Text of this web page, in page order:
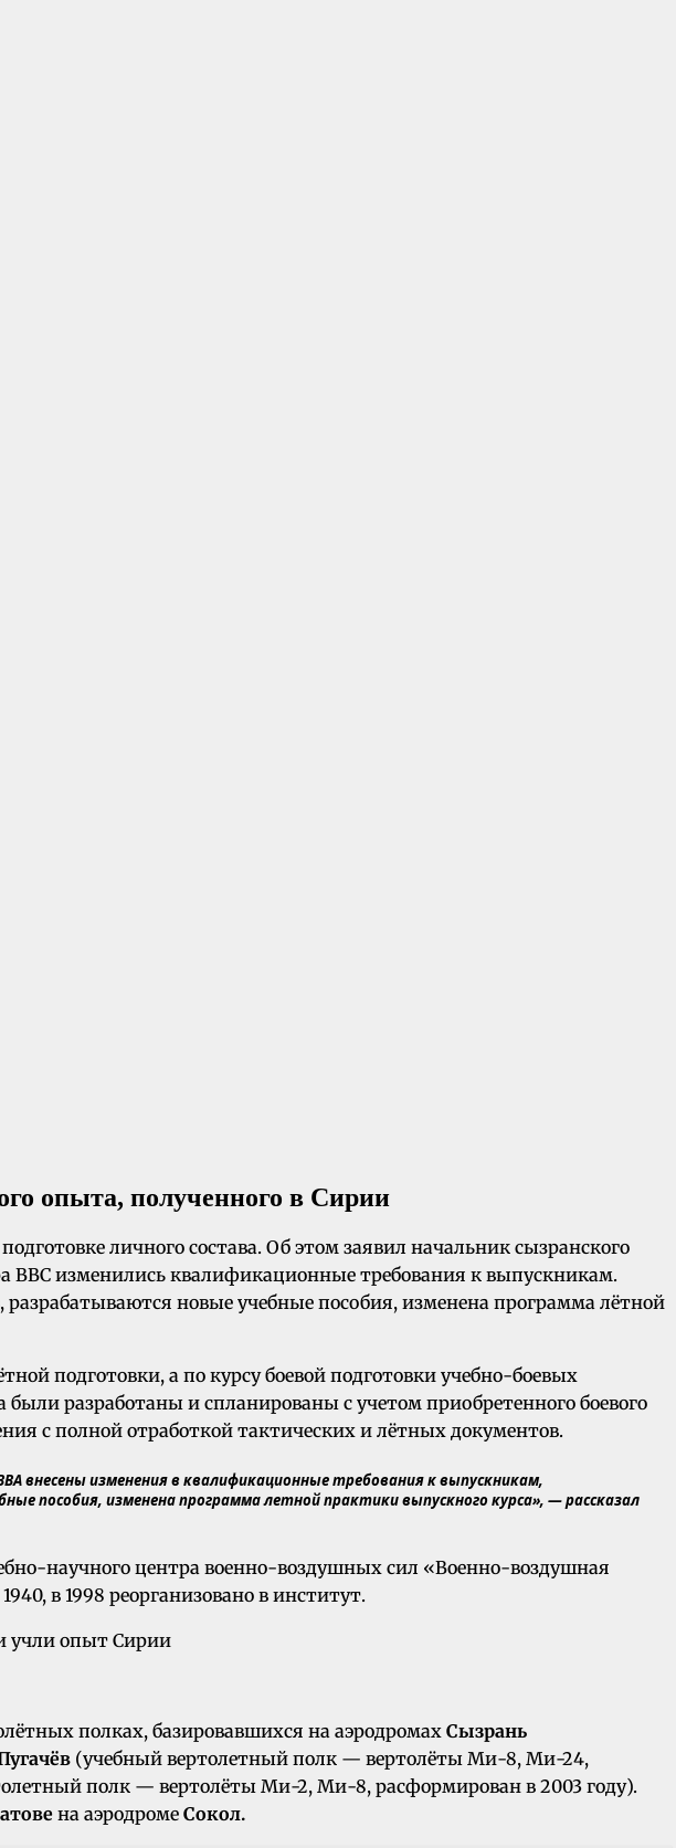
опыта, полученного в Сирии
личного состава. Об этом заявил начальник сызранского
ВВС изменились квалификационные требования к выпускникам.
разрабатываются новые учебные пособия, изменена программа лётной
подготовки, а по курсу боевой подготовки учебно-боевых
разработаны и спланированы с учетом приобретенного боевого
с полной отработкой тактических и лётных документов.
внесены изменения в квалификационные требования к выпускникам,
пособия, изменена программа летной практики выпускного курса», — рассказал
научного центра военно-воздушных сил «Военно-воздушная
в 1998 реорганизовано в институт.
полках, базировавшихся на аэродромах Сызрань
(учебный вертолетный полк — вертолёты Ми-8, Ми-24,
полк — вертолёты Ми-2, Ми-8, расформирован в 2003 году).
на аэродроме Сокол.